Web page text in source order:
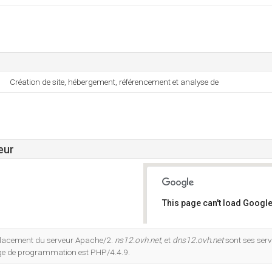
Création de site, hébergement, référencement et analyse de
This page can't load
du serveur Apache/2. ns12.ovh.net, et dns12.ovh.netsont ses
de programmation est PHP/4.4.9.